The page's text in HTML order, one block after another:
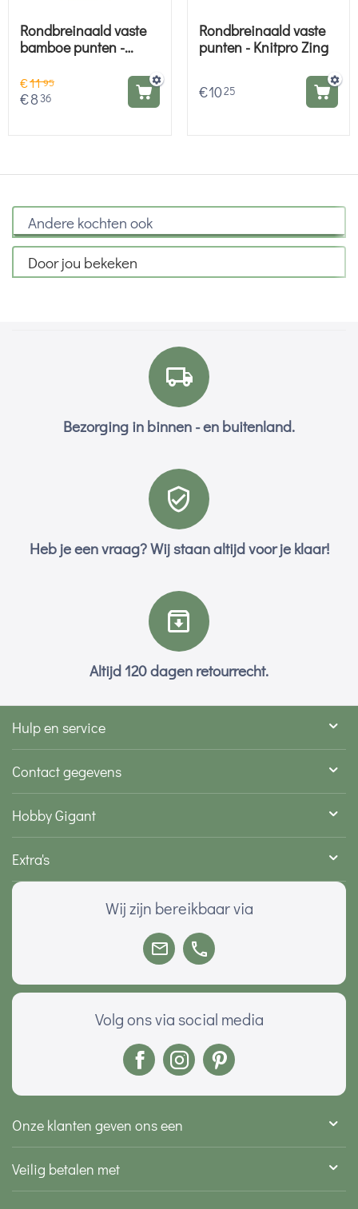
Rondbreinaald vaste
bamboe punten -
€1195
€8 36
Rondbreinaald vaste
punten - Knitpro Zing
€1025
Andere kochten ook
Door jou bekeken
Bezorging in binnen - en buitenland.
Heb je een vraag? Wij staan altijd voor je klaar!
Altijd 120 dagen retourrecht.
Hulp en service
Contact gegevens
Hobby Gigant
Extra's
Wij zijn bereikbaar via
Volg ons via social media
Onze klanten geven ons een
Veilig betalen met